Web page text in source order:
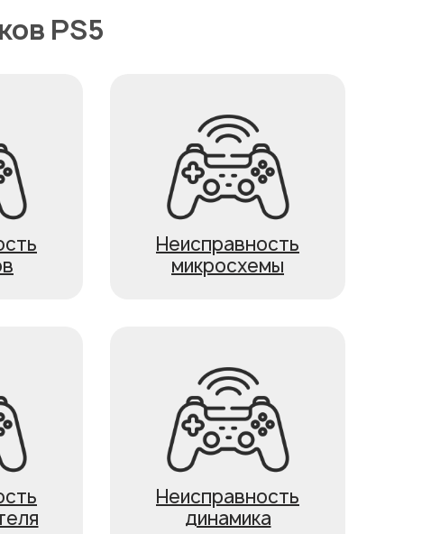
PS5
Неисправность
микросхемы
Неисправность
динамика